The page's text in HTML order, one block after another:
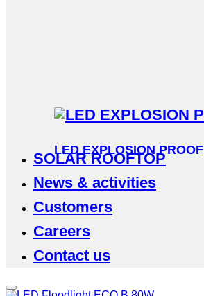
LED EXPLOSION PROOF
SOLAR ROOFTOP
News & activities
Customers
Careers
Contact us